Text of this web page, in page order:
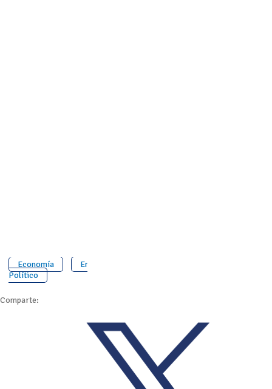
Economía
Entorno
Político
Comparte: